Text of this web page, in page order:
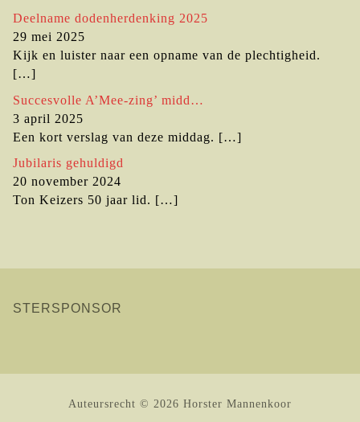
Deelname dodenherdenking 2025
29 mei 2025
Kijk en luister naar een opname van de plechtigheid.
[…]
Succesvolle A’Mee-zing’ midd…
3 april 2025
Een kort verslag van deze middag. […]
Jubilaris gehuldigd
20 november 2024
Ton Keizers 50 jaar lid. […]
STERSPONSOR
Auteursrecht © 2026 Horster Mannenkoor